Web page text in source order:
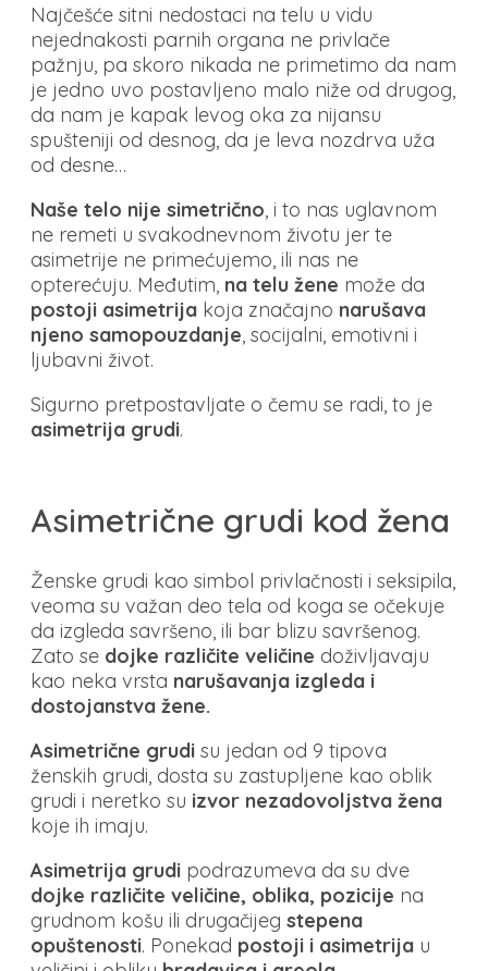
Najčešće sitni nedostaci na telu u vidu
nejednakosti parnih organa ne privlače
pažnju, pa skoro nikada ne primetimo da nam
je jedno uvo postavljeno malo niže od drugog,
da nam je kapak levog oka za nijansu
spušteniji od desnog, da je leva nozdrva uža
od desne…
Naše telo nije simetrično, i to nas uglavnom
ne remeti u svakodnevnom životu jer te
asimetrije ne primećujemo, ili nas ne
opterećuju. Međutim, na telu žene može da
postoji asimetrija koja značajno narušava
njeno samopouzdanje, socijalni, emotivni i
ljubavni život.
Sigurno pretpostavljate o čemu se radi, to je
asimetrija grudi.
Asimetrične grudi kod žena
Ženske grudi kao simbol privlačnosti i seksipila,
veoma su važan deo tela od koga se očekuje
da izgleda savršeno, ili bar blizu savršenog.
Zato se dojke različite veličine doživljavaju
kao neka vrsta narušavanja izgleda i
dostojanstva žene.
Asimetrične grudi su jedan od 9 tipova
ženskih grudi, dosta su zastupljene kao oblik
grudi i neretko su izvor nezadovoljstva žena
koje ih imaju.
Asimetrija grudi podrazumeva da su dve
dojke različite veličine, oblika, pozicije na
grudnom košu ili drugačijeg stepena
opuštenosti. Ponekad postoji i asimetrija u